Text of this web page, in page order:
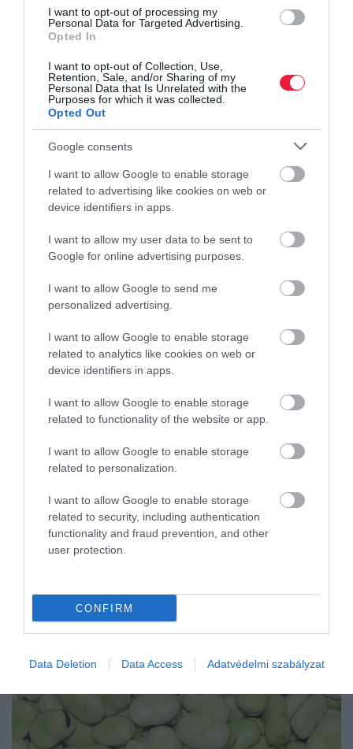
I want to opt-out of processing my
Personal Data for Targeted Advertising.
Opted In
I want to opt-out of Collection, Use,
Retention, Sale, and/or Sharing of my
Personal Data that Is Unrelated with the
Purposes for which it was collected.
Opted Out
Google consents
I want to allow Google to enable storage
related to advertising like cookies on web or
device identifiers in apps.
I want to allow my user data to be sent to
Google for online advertising purposes.
I want to allow Google to send me
personalized advertising.
I want to allow Google to enable storage
related to analytics like cookies on web or
device identifiers in apps.
I want to allow Google to enable storage
related to functionality of the website or app.
I want to allow Google to enable storage
related to personalization.
I want to allow Google to enable storage
related to security, including authentication
functionality and fraud prevention, and other
user protection.
CONFIRM
Data Deletion Data Access Adatvédelmi szabályzat
NÖVÉNYVÉDELEM
gyümölcsösöd
A nyár derekán a lódarazsak is egyre gyakrabban jelennek meg a
kertekben. A nagy termetű rovarok különösen kedvelik a cukros,
sérült gyümölcsöket, ezért ilyenkor sok kerttulajdonos találkozik